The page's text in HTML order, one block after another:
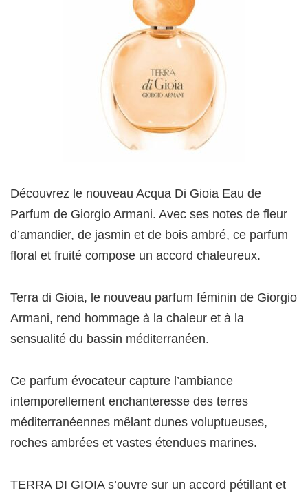
Découvrez le nouveau Acqua Di Gioia Eau de
Parfum de Giorgio Armani. Avec ses notes de fleur
d’amandier, de jasmin et de bois ambré, ce parfum
floral et fruité compose un accord chaleureux.
Terra di Gioia, le nouveau parfum féminin de Giorgio
Armani, rend hommage à la chaleur et à la
sensualité du bassin méditerranéen.
Ce parfum évocateur capture l’ambiance
intemporellement enchanteresse des terres
méditerranéennes mêlant dunes voluptueuses,
roches ambrées et vastes étendues marines.
TERRA DI GIOIA s’ouvre sur un accord pétillant et